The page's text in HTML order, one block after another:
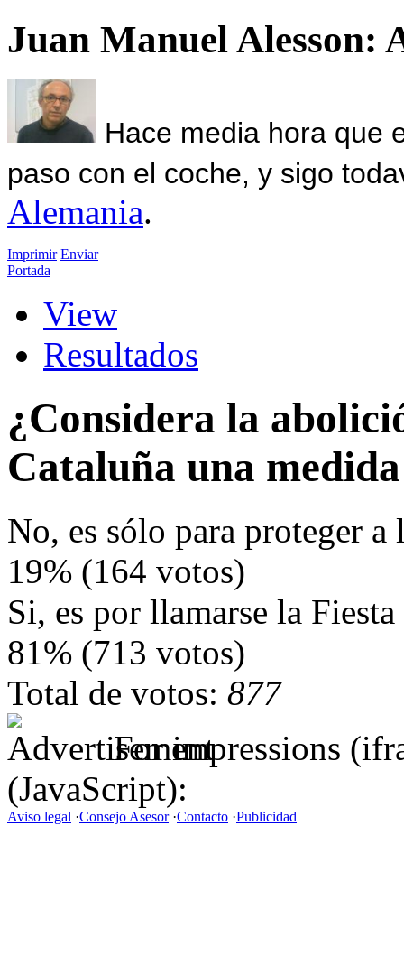
Juan Manuel Alesson:
Hace media hora que
paso con el coche, y sigo
Alemania.
Imprimir Enviar
Portada
View
Resultados
¿Considera la
Cataluña una
No, es sólo para proteger
19% (164 votos)
Si, es por llamarse la
81% (713 votos)
Total de votos: 877
For impressions
(JavaScript):
Aviso legal ·Consejo Asesor·Contacto ·Publicidad